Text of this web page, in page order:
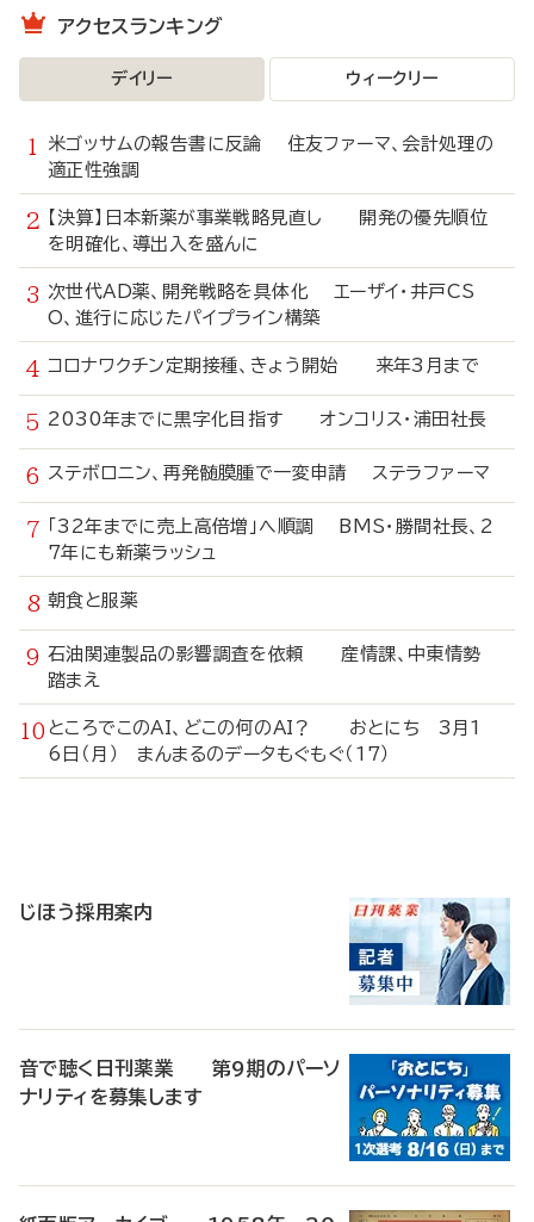
アクセスランキング
デイリー ウィークリー
米ゴッサムの報告書に反論 住友ファーマ、会計処理の
適正性強調
【決算】日本新薬が事業戦略見直し 開発の優先順位
を明確化、導出入を盛んに
次世代AD薬、開発戦略を具体化 エーザイ・井戸CS
O、進行に応じたパイプライン構築
コロナワクチン定期接種、きょう開始 来年3月まで
2030年までに黒字化目指す オンコリス・浦田社長
ステボロニン、再発髄膜腫で一変申請 ステラファーマ
「32年までに売上高倍増」へ順調 BMS・勝間社長、2
7年にも新薬ラッシュ
朝食と服薬
石油関連製品の影響調査を依頼 産情課、中東情勢
踏まえ
ところでこのAI、どこの何のAI？ おとにち 3月1
6日（月） まんまるのデータもぐもぐ（17）
じほう採用案内
音で聴く日刊薬業 第9期のパーソ
ナリティを募集します